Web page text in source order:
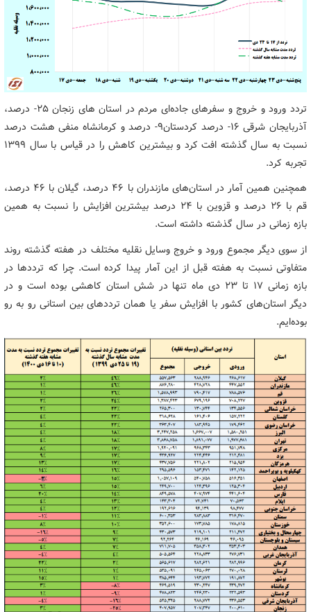
تردد ورود و خروج و سفرهای جاده‌ای مردم در استان های زنجان ۲۵- درصد،
آذربایجان شرقی ۱۶- درصد کردستان۹- درصد و کرمانشاه منفی هشت درصد
نسبت به سال گذشته افت کرد و بیشترین کاهش را در قیاس با سال ۱۳۹۹
تجربه کرد.
همچنین همین آمار در استان‌های مازندران با ۴۶ درصد، گیلان با ۴۶ درصد،
قم با ۲۶ درصد و قزوین با ۲۴ درصد بیشترین افزایش را نسبت به همین
بازه زمانی در سال گذشته داشته است.
از سوی دیگر مجموع ورود و خروج وسایل نقلیه مختلف در هفته گذشته روند
متفاوتی نسبت به هفته قبل از این آمار پیدا کرده است. چرا که ترددها در
بازه زمانی ۱۷ تا ۲۳ دی ماه تنها در شش استان کاهشی بوده است و در
دیگر استان‌های کشور با افزایش سفر یا همان ترددهای بین استانی رو به رو
بوده‌ایم.